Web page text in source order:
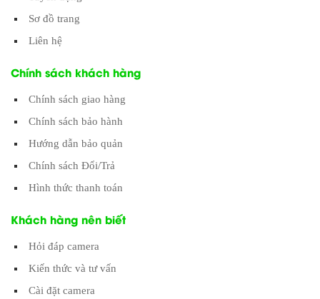
Sơ đồ trang
Liên hệ
Chính sách khách hàng
Chính sách giao hàng
Chính sách bảo hành
Hướng dẫn bảo quản
Chính sách Đổi/Trả
Hình thức thanh toán
Khách hàng nên biết
Hỏi đáp camera
Kiến thức và tư vấn
Cài đặt camera